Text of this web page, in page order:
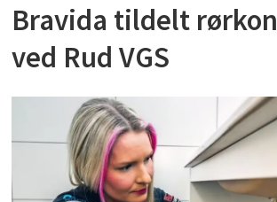
Bravida tildelt
ved Rud VGS